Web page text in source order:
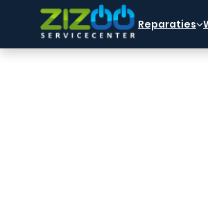
Ga naar hoofdinhoud
Ga naar voettekst
Reparaties